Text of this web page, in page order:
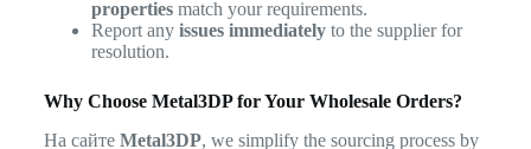
propertiesmatch your requirements.
Report any issues immediatelyto the supplier for
resolution.
Why Choose Metal3DP for Your Wholesale Orders?
На сайте Metal3DP, we simplify the sourcing process by